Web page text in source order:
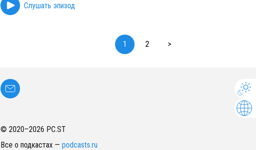
Слушать эпизод
1 2 >
© 2020–2026 PC.ST
Все о подкастах — podcasts.ru